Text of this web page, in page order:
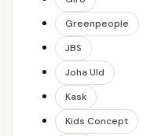
Greenpeople
JBS
Joha Uld
Kask
Kids Concept